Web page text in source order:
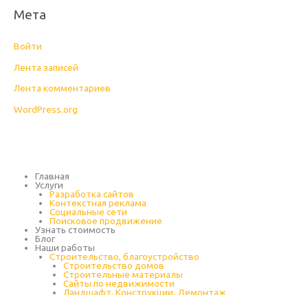
Мета
Войти
Лента записей
Лента комментариев
WordPress.org
Главная
Услуги
Разработка сайтов
Контекстная реклама
Социальные сети
Поисковое продвижение
Узнать стоимость
Блог
Наши работы
Строительство, благоустройство
Строительство домов
Строительные материалы
Сайты по недвижимости
Ландшафт, Конструкции, Демонтаж